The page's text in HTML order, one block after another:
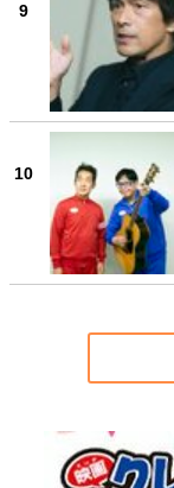
9
10